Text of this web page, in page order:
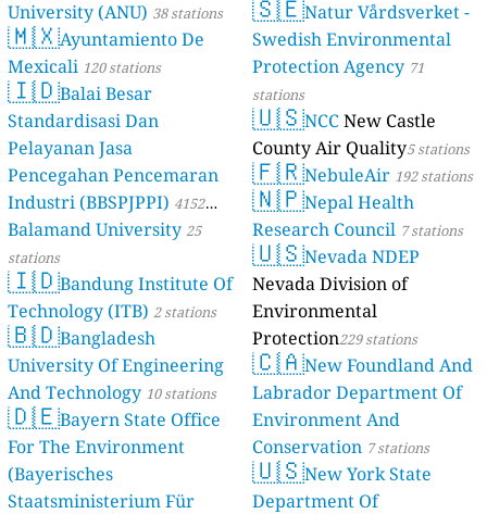
University (ANU) 38 stations
🇲🇽Ayuntamiento De
Mexicali 120 stations
🇮🇩Balai Besar
Standardisasi Dan
Pelayanan Jasa
Pencegahan Pencemaran
Industri (BBSPJPPI) 4152
stations
Balamand University25
stations
🇮🇩Bandung Institute Of
Technology (ITB) 2 stations
🇧🇩Bangladesh
University Of Engineering
And Technology 10 stations
🇩🇪Bayern State Office
For The Environment
(Bayerisches
Staatsministerium Für
🇸🇪Natur Vårdsverket -
Swedish Environmental
Protection Agency 71
stations
🇺🇸NCCNew Castle
County Air Quality5 stations
🇫🇷NebuleAir 192 stations
🇳🇵Nepal Health
Research Council 7 stations
🇺🇸Nevada NDEP
Nevada Division of
Environmental
Protection229 stations
🇨🇦New Foundland And
Labrador Department Of
Environment And
Conservation 7 stations
🇺🇸New York State
Department Of